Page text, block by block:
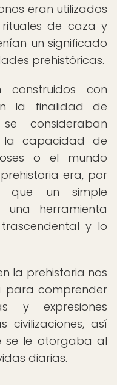
eran utilizados
rituales de caza y
un significado
prehistóricas.
construidos con
la finalidad de
consideraban
capacidad de
o el mundo
era, por
que un simple
una herramienta
y lo
la prehistoria nos
para comprender
y expresiones
civilizaciones, así
se le otorgaba al
diarias.